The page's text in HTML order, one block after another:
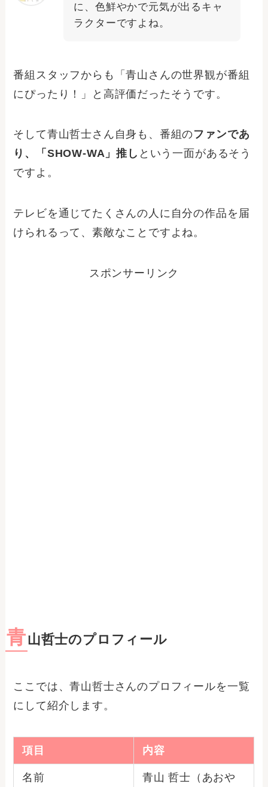
に、色鮮やかで元気が出るキャ
ラクターですよね。
番組スタッフからも「青山さんの世界観が番組
にぴったり！」と高評価だったそうです。
そして青山哲士さん自身も、番組のファンであ
り、「SHOW-WA」推し という一面があるそう
ですよ。
テレビを通じてたくさんの人に自分の作品を届
けられるって、素敵なことですよね。
スポンサーリンク
青山哲士のプロフィール
ここでは、青山哲士さんのプロフィールを一覧
にして紹介します。
項目 内容
名前
青山 哲士（あおや